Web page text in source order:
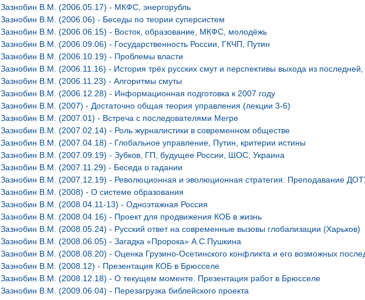
Зазнобин В.М. (2006.05.17) - МКФС, энергорубль
Зазнобин В.М. (2006.06) - Беседы по теории суперсистем
Зазнобин В.М. (2006.06.15) - Восток, образование, МКФС, молодёжь
Зазнобин В.М. (2006.09.06) - Государственность России, ГКЧП, Путин
Зазнобин В.М. (2006.10.19) - Проблемы власти
Зазнобин В.М. (2006.11.16) - История трёх русских смут и перспективы выхода из последней,
Зазнобин В.М. (2006.11.23) - Алгоритмы смуты
Зазнобин В.М. (2006.12.28) - Информационная подготовка к 2007 году
Зазнобин В.М. (2007) - Достаточно общая теория управления (лекции 3-6)
Зазнобин В.М. (2007.01) - Встреча с последователями Мегре
Зазнобин В.М. (2007.02.14) - Роль журналистики в современном обществе
Зазнобин В.М. (2007.04.18) - Глобальное управление, Путин, критерии истины
Зазнобин В.М. (2007.09.19) - Зубков, ГП, будущее России, ШОС, Украина
Зазнобин В.М. (2007.11.29) - Беседа о гадании
Зазнобин В.М. (2007.12.19) - Революционная и эволюционная стратегия. Преподавание
Зазнобин В.М. (2008) - О системе образования
Зазнобин В.М. (2008.04.11-13) - Одноэтажная Россия
Зазнобин В.М. (2008.04.16) - Проект для продвижения КОБ в жизнь
Зазнобин В.М. (2008.05.24) - Русский ответ на современные вызовы глобализации (Харьков)
Зазнобин В.М. (2008.06.05) - Загадка «Пророка» А.С.Пушкина
Зазнобин В.М. (2008.08.20) - Оценка Грузино-Осетинского конфликта и его возможных
Зазнобин В.М. (2008.12) - Презентация КОБ в Брюсселе
Зазнобин В.М. (2008.12.18) - О текущем моменте. Презентация работ в Брюсселе
Зазнобин В.М. (2009.06.04) - Перезагрузка библейского проекта